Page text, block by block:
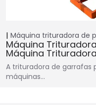
Máquina trituradora de
Máquina
Máquina
A trituradora de garrafas
máquinas…